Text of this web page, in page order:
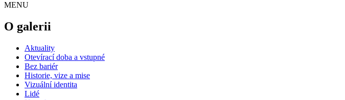
MENU
O galerii
Aktuality
Otevírací doba a vstupné
Bez bariér
Historie, vize a mise
Vizuální identita
Lidé